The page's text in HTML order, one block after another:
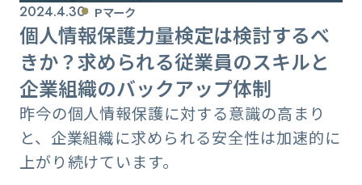
2024.4.30 Pマーク
個人情報保護力量検定は検討するべ
きか？求められる従業員のスキルと
企業組織のバックアップ体制
昨今の個人情報保護に対する意識の高まり
と、企業組織に求められる安全性は加速的に
上がり続けています。